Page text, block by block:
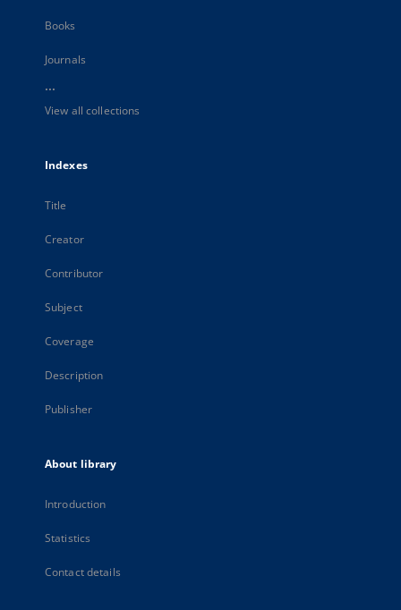
Books
Journals
...
View all collections
Indexes
Title
Creator
Contributor
Subject
Coverage
Description
Publisher
About library
Introduction
Statistics
Contact details